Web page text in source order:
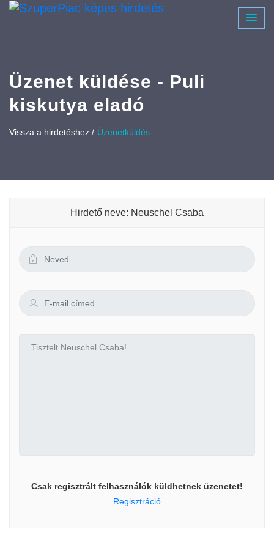
Üzenet küldése - Puli
kiskutya eladó
Vissza a hirdetéshez / Üzenetküldés
Hirdető neve: Neuschel Csaba
Csak regisztrált felhasználók küldhetnek üzenetet!
Regisztráció